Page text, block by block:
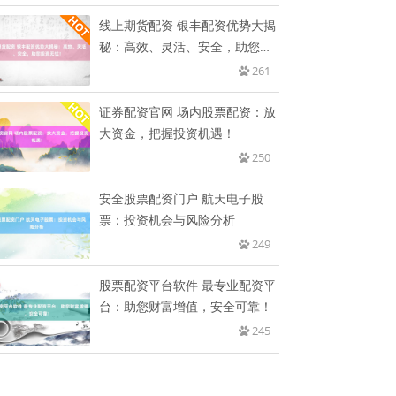
线上期货配资 银丰配资优势大揭
秘：高效、灵活、安全，助您投
261
证券配资官网 场内股票配资：放
大资金，把握投资机遇！
250
安全股票配资门户 航天电子股
票：投资机会与风险分析
249
股票配资平台软件 最专业配资平
台：助您财富增值，安全可靠！
245